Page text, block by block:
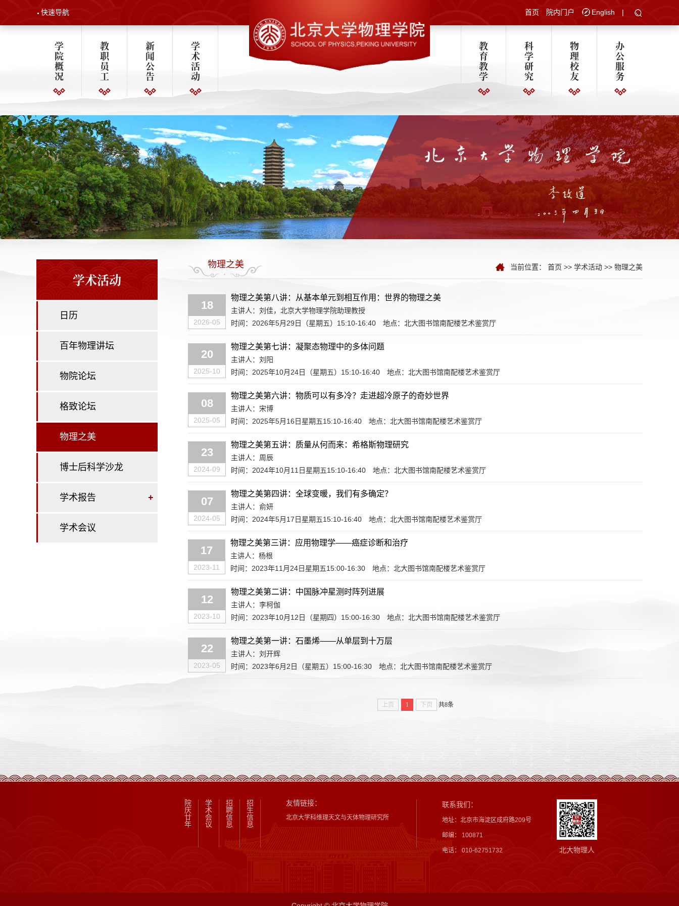
快速导航 首页 院内门户 English |
学
院
概
况
教
职
员
工
新
闻
公
告
学
术
活
动
教
育
教
学
科
学
研
究
物
理
校
友
办
公
服
务
学术活动
日历
百年物理讲坛
物院论坛
格致论坛
物理之美
博士后科学沙龙
学术报告 +
学术会议
物理之美 当前位置： 首页 >> 学术活动 >> 物理之美
18
2026-05
物理之美第八讲：从基本单元到相互作用：世界的物理之美
主讲人：刘佳，北京大学物理学院助理教授
时间：2026年5月29日（星期五）15:10-16:40
地点：北大图书馆南配楼艺术鉴赏厅
20
2025-10
物理之美第七讲：凝聚态物理中的多体问题
主讲人：刘阳
时间：2025年10月24日（星期五）15:10-16:40
地点：北大图书馆南配楼艺术鉴赏厅
08
2025-05
物理之美第六讲：物质可以有多冷？走进超冷原子的奇妙世界
主讲人：宋博
时间：2025年5月16日星期五15:10-16:40
地点：北大图书馆南配楼艺术鉴赏厅
23
2024-09
物理之美第五讲：质量从何而来：希格斯物理研究
主讲人：周辰
时间：2024年10月11日星期五15:10-16:40
地点：北大图书馆南配楼艺术鉴赏厅
07
2024-05
物理之美第四讲：全球变暖，我们有多确定？
主讲人：俞妍
时间：2024年5月17日星期五15:10-16:40
地点：北大图书馆南配楼艺术鉴赏厅
17
2023-11
物理之美第三讲：应用物理学——癌症诊断和治疗
主讲人：杨根
时间：2023年11月24日星期五15:00-16:30
地点：北大图书馆南配楼艺术鉴赏厅
12
2023-10
物理之美第二讲：中国脉冲星测时阵列进展
主讲人：李柯伽
时间：2023年10月12日（星期四）15:00-16:30
地点：北大图书馆南配楼艺术鉴赏厅
22
2023-05
物理之美第一讲：石墨烯——从单层到十万层
主讲人：刘开辉
时间：2023年6月2日（星期五）15:00-16:30
地点：北大图书馆南配楼艺术鉴赏厅
上页 1 下页 共8条
院
庆
廿
年
学
术
会
议
招
聘
信
息
招
生
信
息
友情链接：
北京大学科维理天文与天体物理研究所
联系我们：
地址：北京市海淀区成府路209号
邮编： 100871
电话： 010-62751732 北大物理人